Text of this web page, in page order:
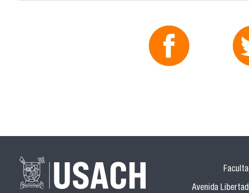
Avenida